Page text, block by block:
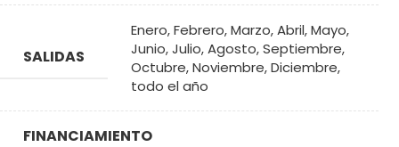
SALIDAS
Enero,Febrero,Marzo,Abril,Mayo,
Junio,Julio,Agosto,Septiembre,
Octubre,Noviembre,Diciembre,
todo el año
FINANCIAMIENTO